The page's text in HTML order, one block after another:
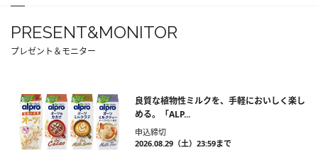
PRESENT&MONITOR
プレゼント＆モニター
良質な植物性ミルクを、手軽においしく楽し
める。「ALP...
申込締切
2026.08.29（土）23:59まで